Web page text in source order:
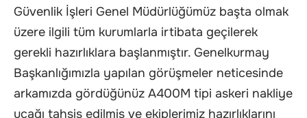
Güvenlik İşleri Genel Müdürlüğümüz başta olmak
üzere ilgili tüm kurumlarla irtibata geçilerek
gerekli hazırlıklara başlanmıştır. Genelkurmay
Başkanlığımızla yapılan görüşmeler neticesinde
arkamızda gördüğünüz A400M tipi askeri nakliye
uçağı tahsis edilmiş ve ekiplerimiz hazırlıklarını